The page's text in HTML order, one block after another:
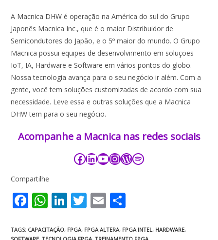
A Macnica DHW é operação na América do sul do Grupo
Japonês Macnica Inc., que é o maior Distribuidor de
Semicondutores do Japão, e o 5º maior do mundo. O Grupo
Macnica possui equipes de desenvolvimento em soluções
IoT, IA, Hardware e Software em vários pontos do globo.
Nossa tecnologia avança para o seu negócio ir além. Com a
gente, você tem soluções customizadas de acordo com sua
necessidade. Leve essa e outras soluções que a Macnica
DHW tem para o seu negócio.
Acompanhe a Macnica nas redes sociais​​​
Compartilhe
F
e
W
at
Li
k
T
itt
E
ai ar
TAGS: CAPACITAÇÃO, FPGA, FPGA ALTERA, FPGA INTEL, HARDWARE,